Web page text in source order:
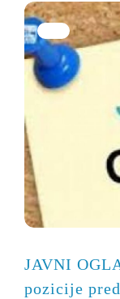
JAVNI
pozicije